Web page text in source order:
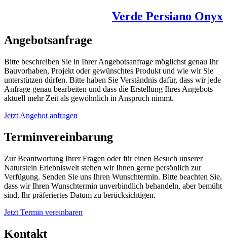
Verde Persiano Onyx
Angebotsanfrage
Bitte beschreiben Sie in Ihrer Angebotsanfrage möglichst genau Ihr
Bauvorhaben, Projekt oder gewünschtes Produkt und wie wir Sie
unterstützen dürfen. Bitte haben Sie Verständnis dafür, dass wir jede
Anfrage genau bearbeiten und dass die Erstellung Ihres Angebots
aktuell mehr Zeit als gewöhnlich in Anspruch nimmt.
Jetzt Angebot anfragen
Terminvereinbarung
Zur Beantwortung Ihrer Fragen oder für einen Besuch unserer
Naturstein Erlebniswelt stehen wir Ihnen gerne persönlich zur
Verfügung. Senden Sie uns Ihren Wunschtermin. Bitte beachten Sie,
dass wir Ihren Wunschtermin unverbindlich behandeln, aber bemüht
sind, Ihr präferiertes Datum zu berücksichtigen.
Jetzt Termin vereinbaren
Kontakt